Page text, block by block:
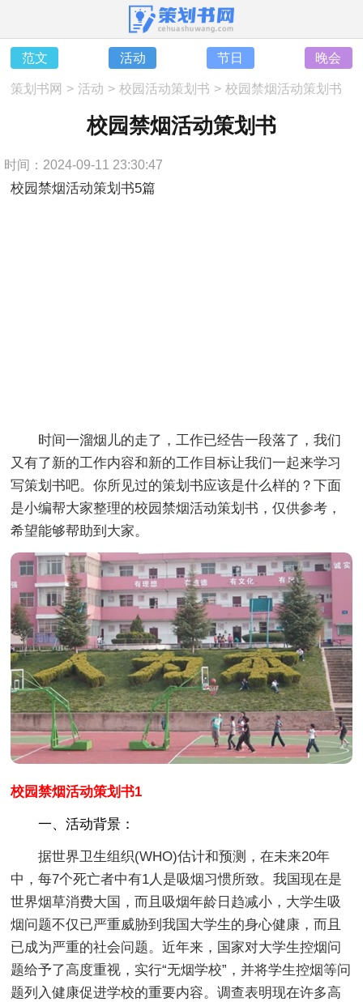
范文 活动 节日 晚会
策划书网 > 活动 > 校园活动策划书 > 校园禁烟活动策划书
校园禁烟活动策划书
时间：2024-09-11 23:30:47
校园禁烟活动策划书5篇
时间一溜烟儿的走了，工作已经告一段落了，我们
又有了新的工作内容和新的工作目标让我们一起来学习
写策划书吧。你所见过的策划书应该是什么样的？下面
是小编帮大家整理的校园禁烟活动策划书，仅供参考，
希望能够帮助到大家。
校园禁烟活动策划书1
一、活动背景：
据世界卫生组织(WHO)估计和预测，在未来20年
中，每7个死亡者中有1人是吸烟习惯所致。我国现在是
世界烟草消费大国，而且吸烟年龄日趋减小，大学生吸
烟问题不仅已严重威胁到我国大学生的身心健康，而且
已成为严重的社会问题。近年来，国家对大学生控烟问
题给予了高度重视，实行“无烟学校”，并将学生控烟等问
题列入健康促进学校的重要内容。调查表明现在许多高